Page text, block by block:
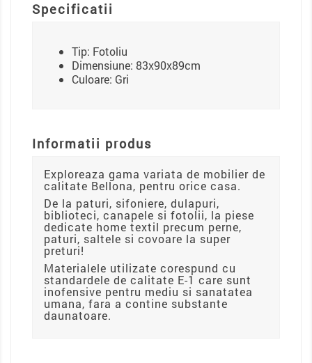
Specificatii
Tip: Fotoliu
Dimensiune: 83x90x89cm
Culoare: Gri
Informatii produs
Exploreaza gama variata de mobilier de
calitate Bellona, pentru orice casa.
De la paturi, sifoniere, dulapuri,
biblioteci, canapele si fotolii, la piese
dedicate home textil precum perne,
paturi, saltele si covoare la super
preturi!
Materialele utilizate corespund cu
standardele de calitate E-1 care sunt
inofensive pentru mediu si sanatatea
umana, fara a contine substante
daunatoare.